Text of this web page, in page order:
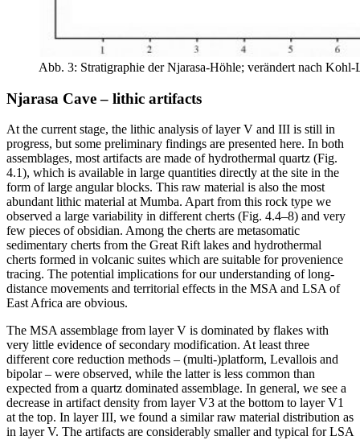
Abb. 3: Stratigraphie der Njarasa-Höhle; verändert nach Kohl-
Njarasa Cave – lithic artifacts
At the current stage, the lithic analysis of layer V and III is still in
progress, but some preliminary findings are presented here. In both
assemblages, most artifacts are made of hydrothermal quartz (Fig.
4.1), which is available in large quantities directly at the site in the
form of large angular blocks. This raw material is also the most
abundant lithic material at Mumba. Apart from this rock type we
observed a large variability in different cherts (Fig. 4.4–8) and very
few pieces of obsidian. Among the cherts are metasomatic
sedimentary cherts from the Great Rift lakes and hydrothermal
cherts formed in volcanic suites which are suitable for provenience
tracing. The potential implications for our understanding of long-
distance movements and territorial effects in the MSA and LSA of
East Africa are obvious.
The MSA assemblage from layer V is dominated by flakes with
very little evidence of secondary modification. At least three
different core reduction methods – (multi-)platform, Levallois and
bipolar – were observed, while the latter is less common than
expected from a quartz dominated assemblage. In general, we see a
decrease in artifact density from layer V3 at the bottom to layer V1
at the top. In layer III, we found a similar raw material distribution as
in layer V. The artifacts are considerably smaller and typical for LSA